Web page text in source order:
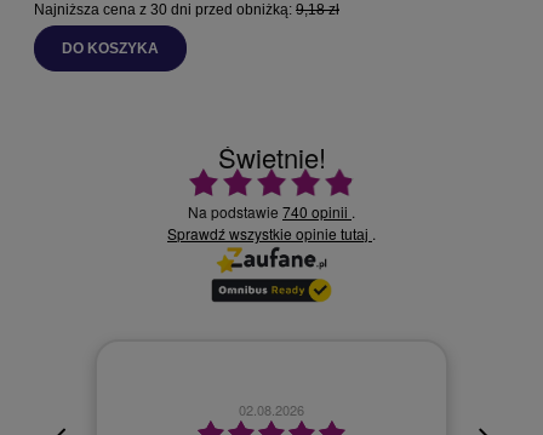
Najniższa cena z 30 dni przed obniżką: 9,18 zł
DO KOSZYKA
Świetnie!
Ocena średnia 4.9 na 5
Na podstawie 740 opinii .
Sprawdź wszystkie opinie tutaj .
02.08.2026